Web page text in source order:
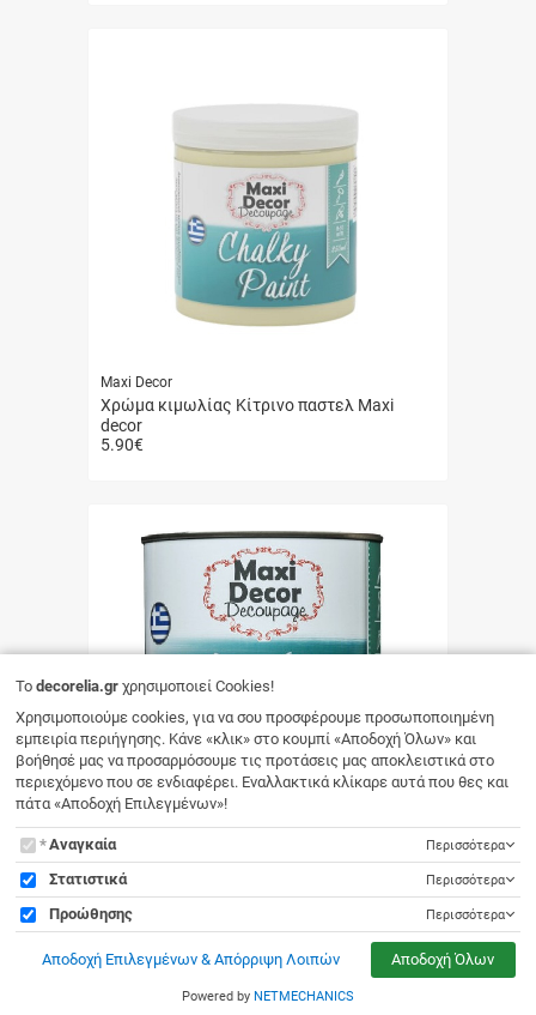
Maxi Decor
Χρώμα κιμωλίας Κίτρινο παστελ Maxi
decor
5.90€
Χρώμα κιμωλίας Κίτρινο παστελ Maxi
decor
12.60
αγορά
To decorelia.gr χρησιμοποιεί Cookies!
Χρησιμοποιούμε cookies, για να σου προσφέρουμε προσωποποιημένη
εμπειρία περιήγησης. Κάνε «κλικ» στο κουμπί «Αποδοχή Όλων» και
βοήθησέ μας να προσαρμόσουμε τις προτάσεις μας αποκλειστικά στο
περιεχόμενο που σε ενδιαφέρει. Εναλλακτικά κλίκαρε αυτά που θες και
πάτα «Αποδοχή Επιλεγμένων»!
To
decorelia.gr
χρησιμοποιεί
Cookies!
Αναγκαία Περισσότερα
Στατιστικά Περισσότερα
Προώθησης Περισσότερα
Αποδοχή Επιλεγμένων & Απόρριψη Λοιπών Αποδοχή Όλων
Powered by NETMECHANICS